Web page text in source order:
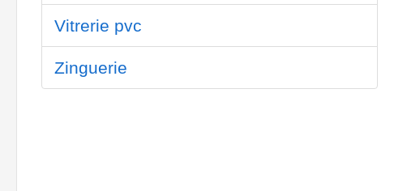
Vitrerie pvc
Zinguerie